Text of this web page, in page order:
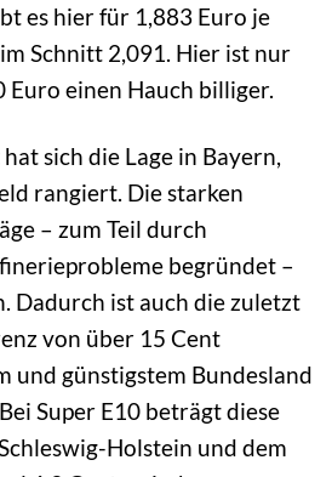
es hier für 1,883 Euro je
Schnitt 2,091. Hier ist nur
Euro einen Hauch billiger.
sich die Lage in Bayern,
rangiert. Die starken
– zum Teil durch
begründet –
Dadurch ist auch die zuletzt
von über 15 Cent
und günstigstem Bundesland
Super E10 beträgt diese
Holstein und dem